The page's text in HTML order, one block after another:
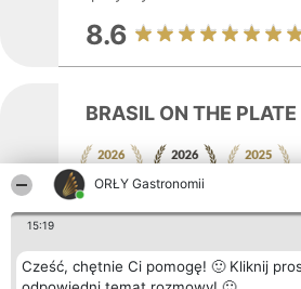
ORŁY Gastronomii
15:19
Cześć, chętnie Ci pomogę! 🙂 Kliknij
8.6
Laureaci
BRASIL ON THE PLATE
the Plate mieści się w
Mysiadło przy ulicy